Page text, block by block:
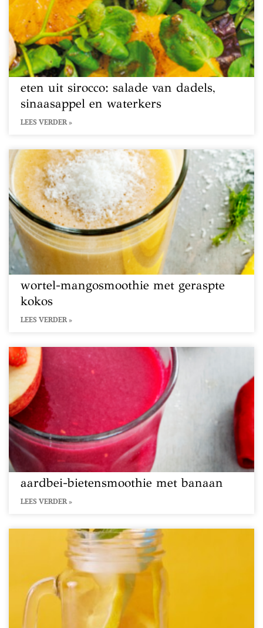
eten uit sirocco: salade van dadels,
sinaasappel en waterkers
LEES VERDER »
wortel-mangosmoothie met geraspte
kokos
LEES VERDER »
aardbei-bietensmoothie met banaan
LEES VERDER »